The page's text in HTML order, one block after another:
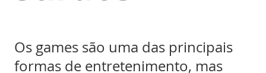
Os games são uma das principais
formas de entretenimento, mas